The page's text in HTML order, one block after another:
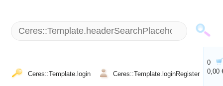
Ceres::Template.login Ceres::Template.loginRegister
0
0,00